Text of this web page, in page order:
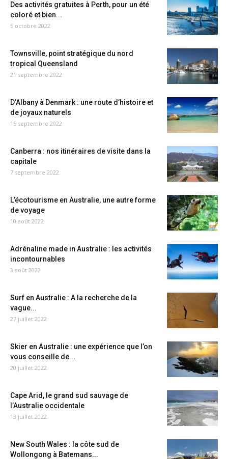
Des activités gratuites à Perth, pour un été
coloré et bien...
5 octobre 2022
Townsville, point stratégique du nord
tropical Queensland
21 septembre 2022
D’Albany à Denmark : une route d’histoire et
de joyaux naturels
15 septembre 2022
Canberra : nos itinéraires de visite dans la
capitale
7 septembre 2022
L’écotourisme en Australie, une autre forme
de voyage
10 août 2022
Adrénaline made in Australie : les activités
incontournables
3 août 2022
Surf en Australie : A la recherche de la
vague...
27 juillet 2022
Skier en Australie : une expérience que l’on
vous conseille de...
20 juillet 2022
Cape Arid, le grand sud sauvage de
l’Australie occidentale
13 juillet 2022
New South Wales : la côte sud de
Wollongong à Batemans...